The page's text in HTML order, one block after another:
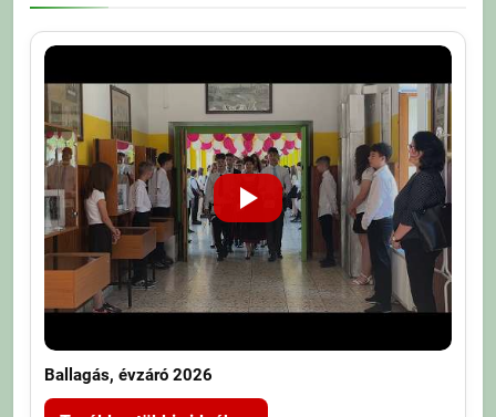
Ballagás, évzáró 2026